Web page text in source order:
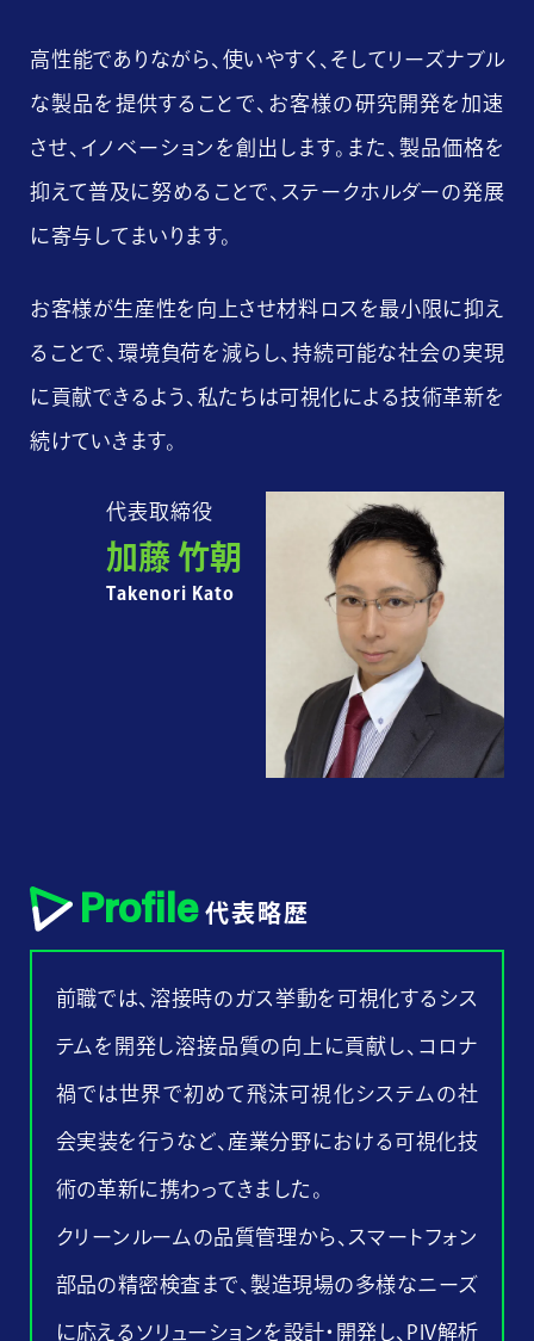
高性能でありながら、使いやすく、そしてリーズナブル
な製品を提供することで、お客様の研究開発を加速
させ、イノベーションを創出します。 また、製品価格を
抑えて普及に努めることで、ステークホルダーの発展
に寄与してまいります。
お客様が生産性を向上させ材料ロスを最小限に抑え
ることで、環境負荷を減らし、持続可能な社会の実現
に貢献できるよう、私たちは可視化による技術革新を
続けていきます。
代表取締役
加藤 竹朝
Takenori Kato
Profile代表略歴
前職では、溶接時のガス挙動を可視化するシス
テムを開発し溶接品質の向上に貢献し、コロナ
禍では世界で初めて飛沫可視化システムの社
会実装を行うなど、産業分野における可視化技
術の革新に携わってきました。
クリーンルームの品質管理から、スマートフォン
部品の精密検査まで、製造現場の多様なニーズ
に応えるソリューションを設計・開発し、PIV解析